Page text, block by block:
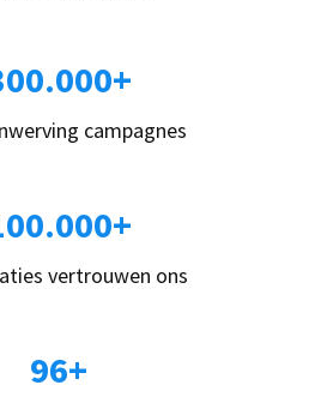
campagnes
vertrouwen ons
96+